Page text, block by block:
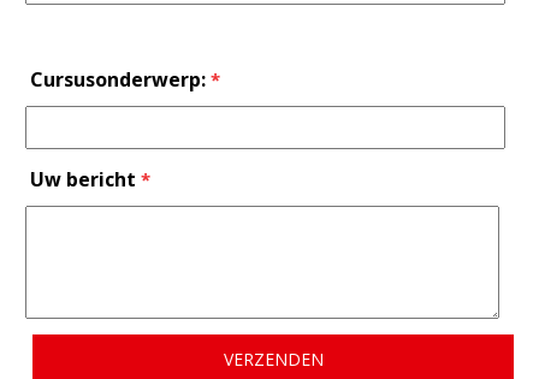
Cursusonderwerp: *
Uw bericht *